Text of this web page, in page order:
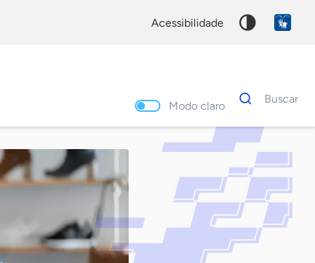
acessibilidade
Modo claro
Dados
para
Buscar
Palavra
chave